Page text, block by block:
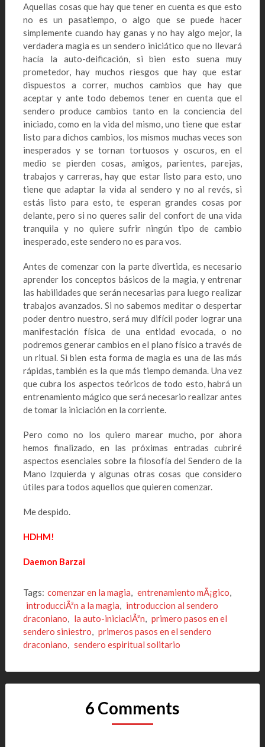
Aquellas cosas que hay que tener en cuenta es que esto
no es un pasatiempo, o algo que se puede hacer
simplemente cuando hay ganas y no hay algo mejor, la
verdadera magia es un sendero iniciático que no llevará
hacía la auto-deificación, si bien esto suena muy
prometedor, hay muchos riesgos que hay que estar
dispuestos a correr, muchos cambios que hay que
aceptar y ante todo debemos tener en cuenta que el
sendero produce cambios tanto en la conciencia del
iniciado, como en la vida del mismo, uno tiene que estar
listo para dichos cambios, los mismos muchas veces son
inesperados y se tornan tortuosos y oscuros, en el
medio se pierden cosas, amigos, parientes, parejas,
trabajos y carreras, hay que estar listo para esto, uno
tiene que adaptar la vida al sendero y no al revés, si
estás listo para esto, te esperan grandes cosas por
delante, pero si no queres salir del confort de una vida
tranquila y no quiere sufrir ningún tipo de cambio
inesperado, este sendero no es para vos.
Antes de comenzar con la parte divertida, es necesario
aprender los conceptos básicos de la magia, y entrenar
las habilidades que serán necesarias para luego realizar
trabajos avanzados. Si no sabemos meditar o despertar
poder dentro nuestro, será muy difícil poder lograr una
manifestación física de una entidad evocada, o no
podremos generar cambios en el plano físico a través de
un ritual. Si bien esta forma de magia es una de las más
rápidas, también es la que más tiempo demanda. Una vez
que cubra los aspectos teóricos de todo esto, habrá un
entrenamiento mágico que será necesario realizar antes
de tomar la iniciación en la corriente.
Pero como no los quiero marear mucho, por ahora
hemos finalizado, en las próximas entradas cubriré
aspectos esenciales sobre la filosofía del Sendero de la
Mano Izquierda y algunas otras cosas que considero
útiles para todos aquellos que quieren comenzar.
Me despido.
HDHM!
Daemon Barzai
Tags: comenzar en la magia, entrenamiento mÃ¡gico,
introducciÃ³n a la magia, introduccion al sendero
draconiano, la auto-iniciaciÃ³n, primero pasos en el
sendero siniestro, primeros pasos en el sendero
draconiano, sendero espiritual solitario
6 Comments